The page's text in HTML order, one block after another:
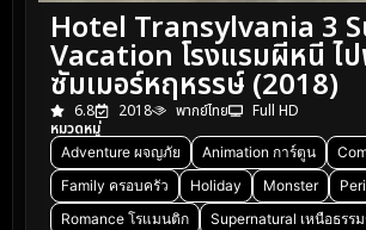
Hotel Transylvania 3
Vacation โรงแรมผีหนี ไ
ซัมเมอร์หฤหรรษ์ (2018)
6.8 2018 พากย์ไทย
Full HD
หมวดหมู่
Adventure ผจญภัย Animation การ์ตูน
Family ครอบครัว
Holiday Monster
Romance โรแมนติก
Supernatural เหนือธรร